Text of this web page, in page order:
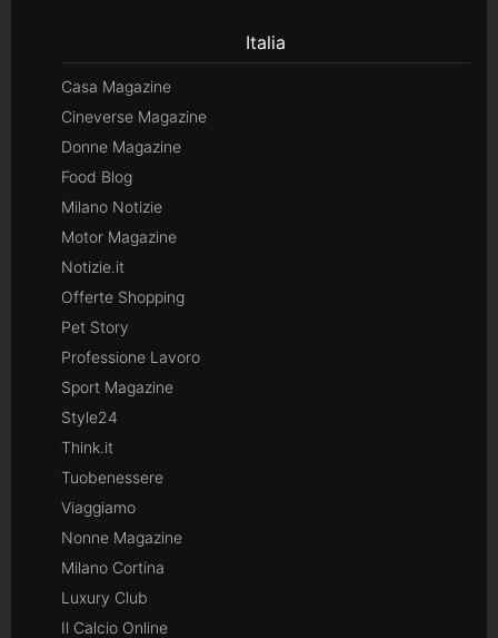
Italia
Casa Magazine
Cineverse Magazine
Donne Magazine
Food Blog
Milano Notizie
Motor Magazine
Notizie.it
Offerte Shopping
Pet Story
Professione Lavoro
Sport Magazine
Style24
Think.it
Tuobenessere
Viaggiamo
Nonne Magazine
Milano Cortina
Luxury Club
Il Calcio Online